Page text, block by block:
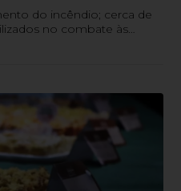
do incêndio; cerca de
no combate às